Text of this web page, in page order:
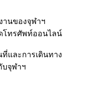
านของจุฬาฯ
โทรศัพท์ออนไลน์
ที่และการเดินทาง
บจุฬาฯ